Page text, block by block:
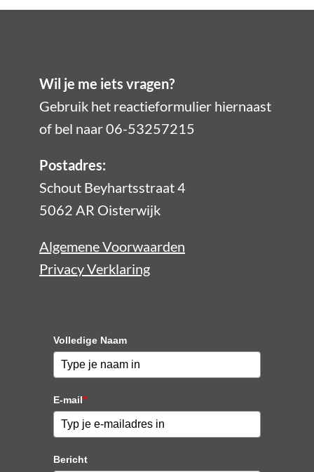
Wil je me iets vragen?
Gebruik het reactieformulier hiernaast
of bel naar 06-53257215
Postadres:
Schout Beyhartsstraat 4
5062 AR Oisterwijk
Algemene Voorwaarden
Privacy Verklaring
Volledige Naam
E-mail*
Bericht